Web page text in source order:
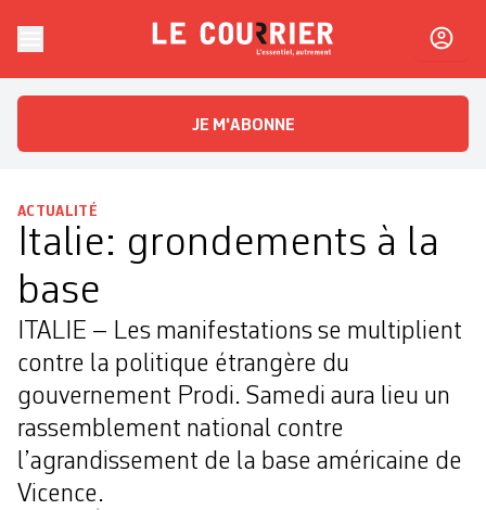
Le CourrierL'essentiel, autrement
JE M'ABONNE
ACTUALITÉ
Italie: grondements à la
base
ITALIE – Les manifestations se multiplient
contre la politique étrangère du
gouvernement Prodi. Samedi aura lieu un
rassemblement national contre
l’agrandissement de la base américaine de
Vicence.